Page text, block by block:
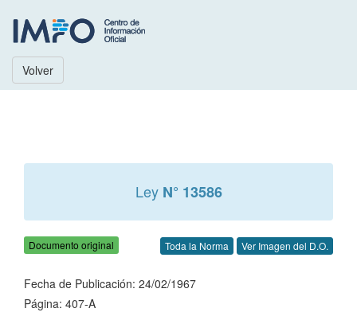
Volver
Ley N° 13586
Documento original Toda la Norma Ver Imagen del D.O.
Fecha de Publicación: 24/02/1967
Página: 407-A